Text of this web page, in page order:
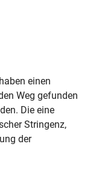
einen
Weg gefunden
Die eine
Stringenz,
der